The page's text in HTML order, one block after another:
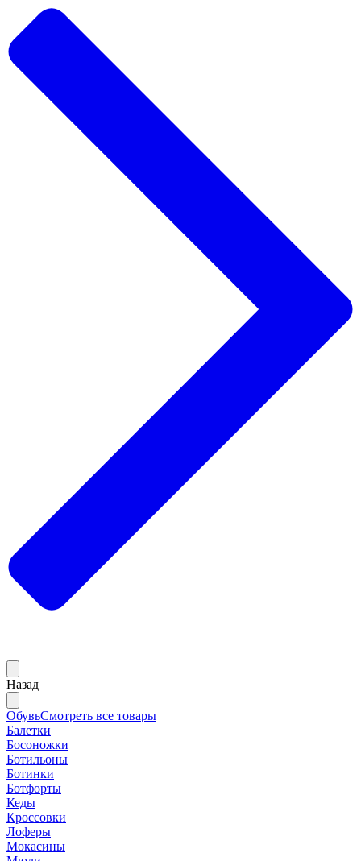
Назад
ОбувьСмотреть все товары
Балетки
Босоножки
Ботильоны
Ботинки
Ботфорты
Кеды
Кроссовки
Лоферы
Мокасины